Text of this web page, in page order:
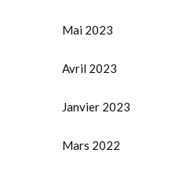
Mai 2023
Avril 2023
Janvier 2023
Mars 2022